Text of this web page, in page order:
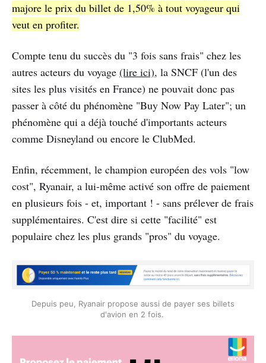
majore le prix du billet de 1,50% à tout voyageur qui
veut en profiter.
Compte tenu du succès du "3 fois sans frais" chez les
autres acteurs du voyage (lire ici), la SNCF (l'un des
sites les plus visités en France) ne pouvait donc pas
passer à côté du phénomène "Buy Now Pay Later"; un
phénomène qui a déjà touché d'importants acteurs
comme Disneyland ou encore le ClubMed.
Enfin, récemment, le champion européen des vols "low
cost", Ryanair, a lui-même activé son offre de paiement
en plusieurs fois - et, important ! - sans prélever de frais
supplémentaires. C'est dire si cette "facilité" est
populaire chez les plus grands "pros" du voyage.
Depuis peu, Ryanair propose aussi de payer ses billets
d'avion en 2 fois.